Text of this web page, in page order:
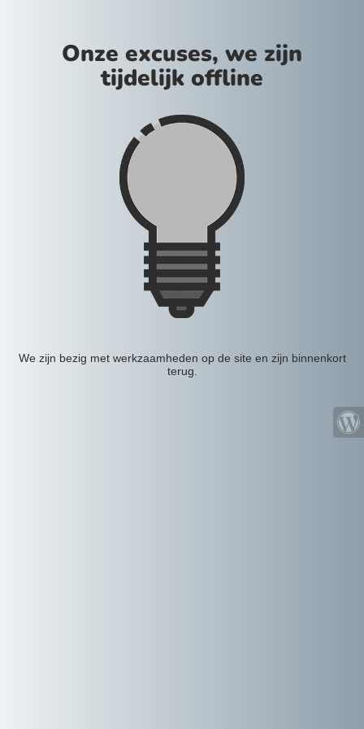
Onze excuses, we zijn
tijdelijk offline
We zijn bezig met werkzaamheden op de site en zijn binnenkort
terug.